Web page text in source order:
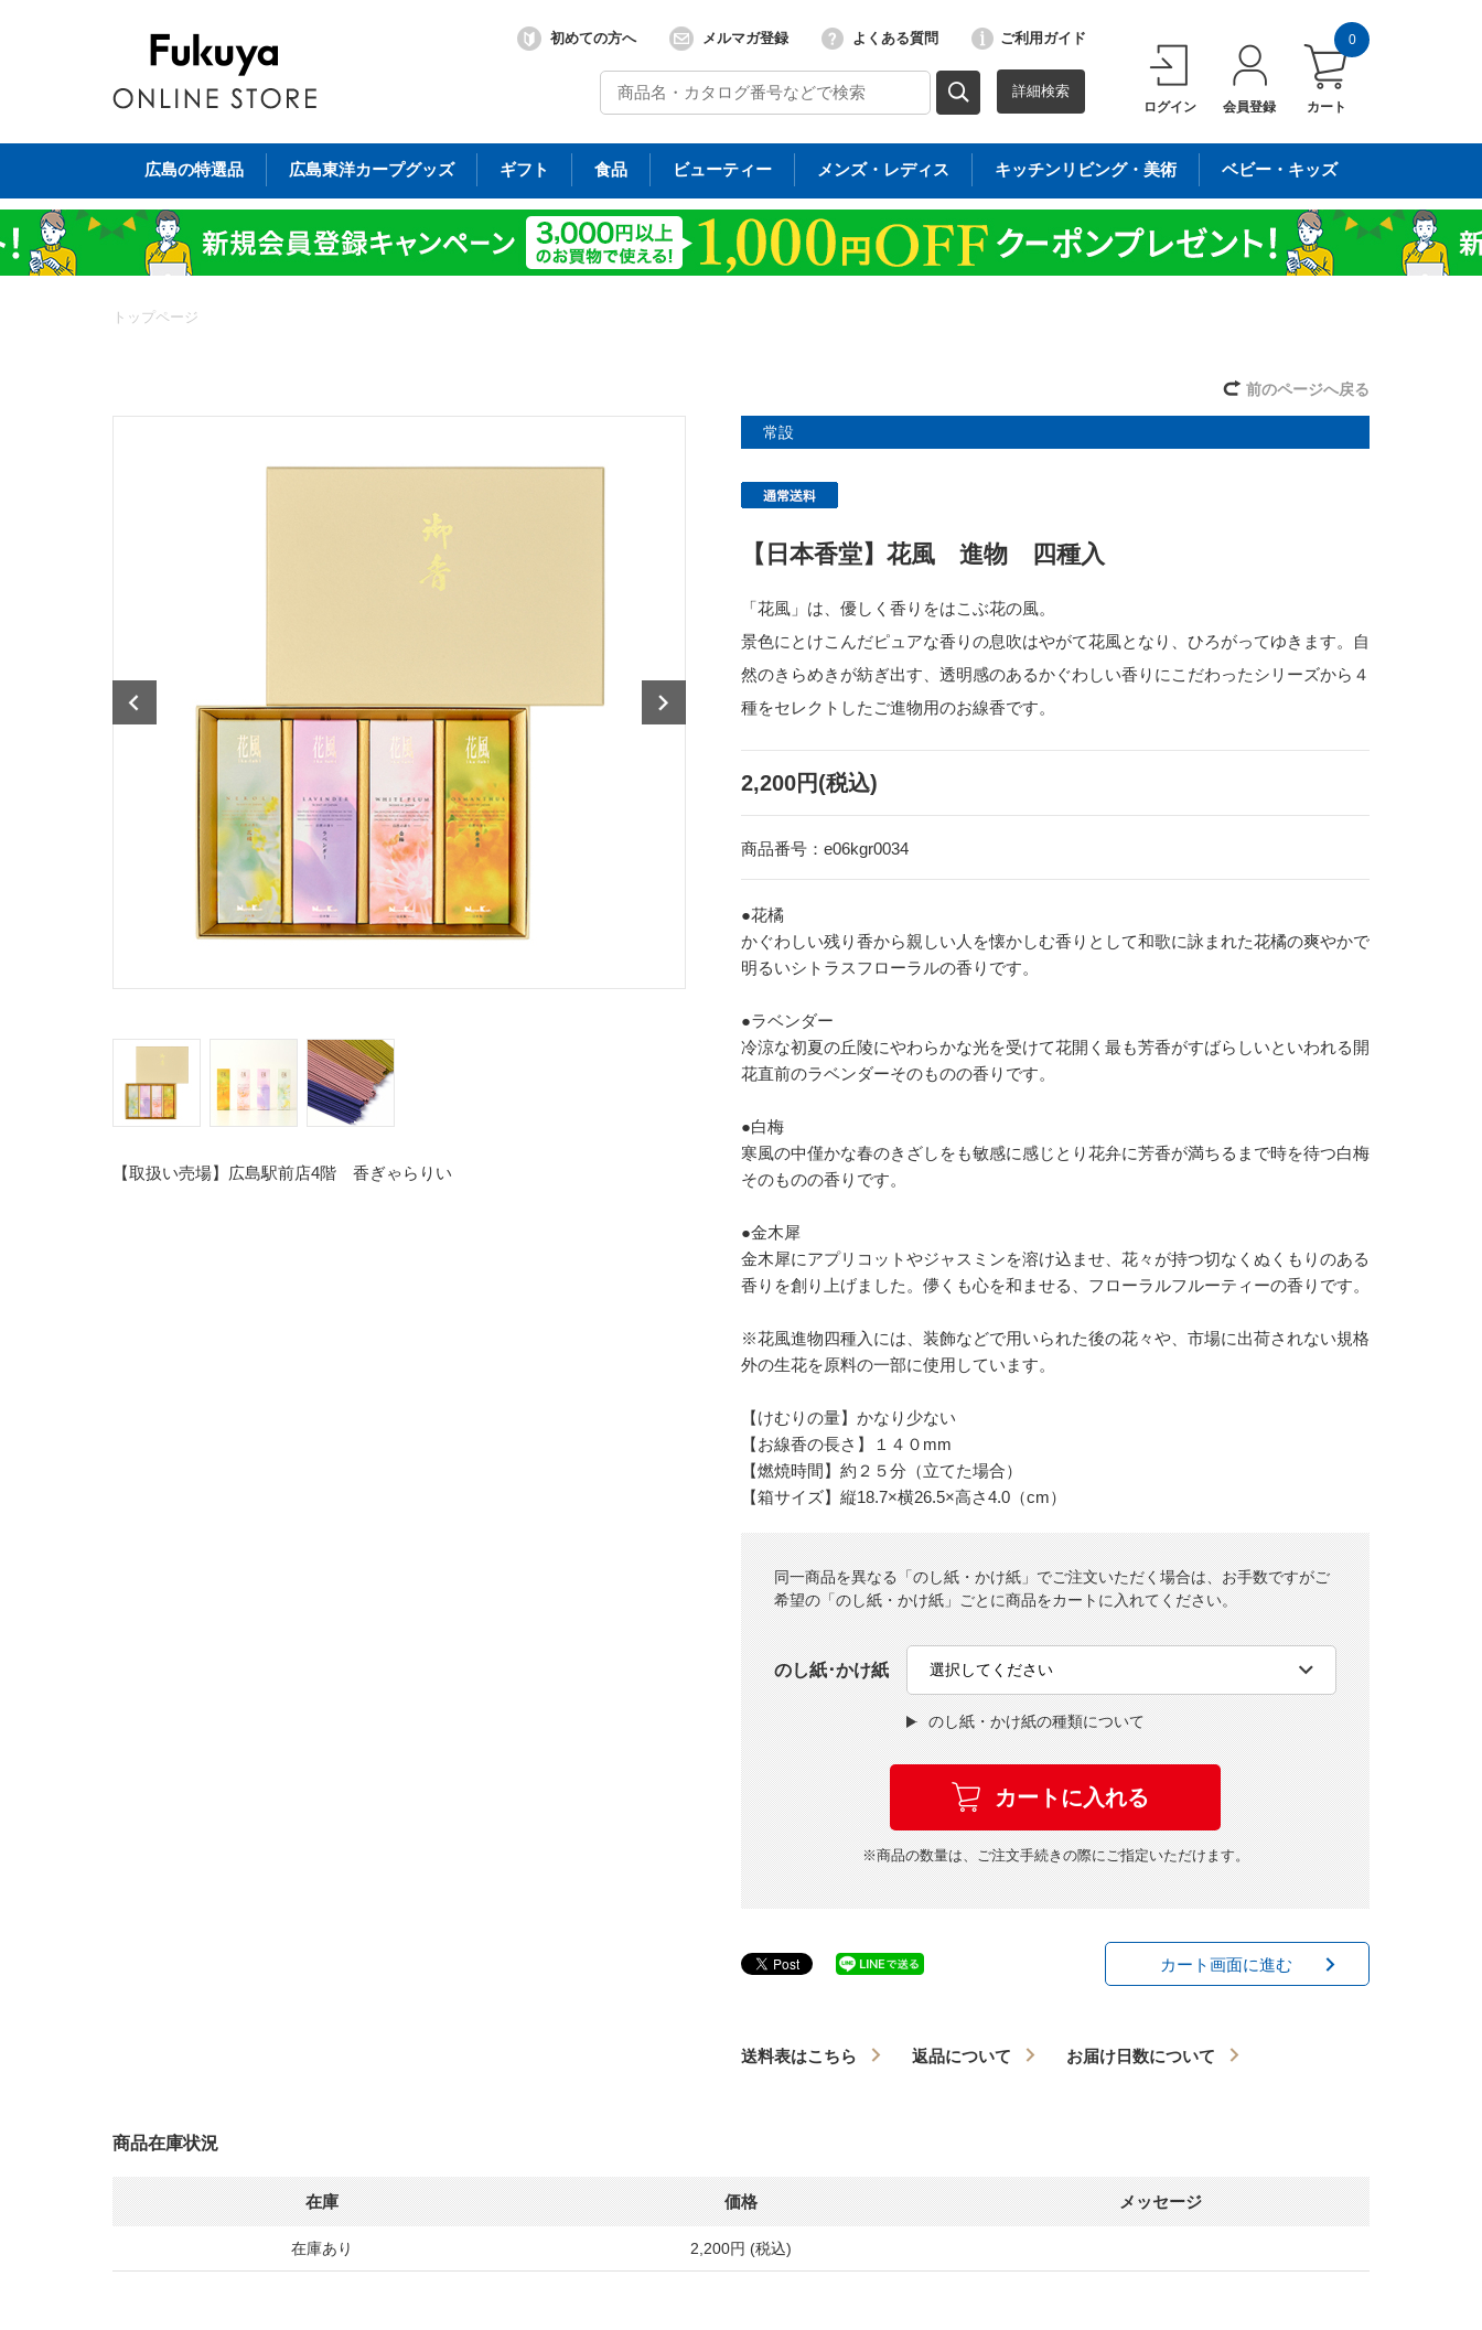
詳細検索
初めての方へ メルマガ登録 よくある質問 ご利用ガイド
ログイン 会員登録 カート
0
広島の特選品 広島東洋カープグッズ ギフト 食品 ビューティー メンズ・レディス キッチンリビング・美術 ベビー・キッズ
トップページ
前のページへ戻る
【取扱い売場】広島駅前店4階 香ぎゃらりい
常設
【日本香堂】花風 進物 四種入
「花風」は、優しく香りをはこぶ花の風。
景色にとけこんだピュアな香りの息吹はやがて花風となり、ひろがってゆきます。自
然のきらめきが紡ぎ出す、透明感のあるかぐわしい香りにこだわったシリーズから４
種をセレクトしたご進物用のお線香です。
2,200円(税込)
商品番号： e06kgr0034
●花橘
かぐわしい残り香から親しい人を懐かしむ香りとして和歌に詠まれた花橘の爽やかで
明るいシトラスフローラルの香りです。
●ラベンダー
冷涼な初夏の丘陵にやわらかな光を受けて花開く最も芳香がすばらしいといわれる開
花直前のラベンダーそのものの香りです。
●白梅
寒風の中僅かな春のきざしをも敏感に感じとり花弁に芳香が満ちるまで時を待つ白梅
そのものの香りです。
●金木犀
金木犀にアプリコットやジャスミンを溶け込ませ、花々が持つ切なくぬくもりのある
香りを創り上げました。儚くも心を和ませる、フローラルフルーティーの香りです。
※花風進物四種入には、装飾などで用いられた後の花々や、市場に出荷されない規格
外の生花を原料の一部に使用しています。
【けむりの量】かなり少ない
【お線香の長さ】１４０mm
【燃焼時間】約２５分（立てた場合）
【箱サイズ】縦18.7×横26.5×高さ4.0（cm）
同一商品を異なる「のし紙・かけ紙」でご注文いただく場合は、お手数ですがご
希望の「のし紙・かけ紙」ごとに商品をカートに入れてください。
のし紙･かけ紙
のし紙・かけ紙の種類について
※商品の数量は、ご注文手続きの際にご指定いただけます。
カート画面に進む
送料表はこちら 返品について お届け日数について
商品在庫状況
在庫 価格 メッセージ
在庫あり 2,200円 (税込)